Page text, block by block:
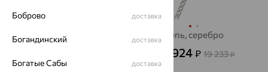
Цепь, золото,
Красцветмет
от 34 882
Цепь, серебро
6 924₽ 19 233₽
Боброво доставка
Богандинский доставка
Богатые Сабы доставка